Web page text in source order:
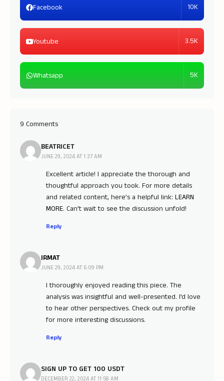
Facebook 10K
Youtube 3.5K
Whatsapp 5K
9 Comments
BEATRICET
JUNE 29, 2024 AT 1:37 AM
Excellent article! I appreciate the thorough and
thoughtful approach you took. For more details
and related content, here’s a helpful link: LEARN
MORE. Can’t wait to see the discussion unfold!
Reply
IRMAT
JUNE 29, 2024 AT 6:09 PM
I thoroughly enjoyed reading this piece. The
analysis was insightful and well-presented. I’d love
to hear other perspectives. Check out my profile
for more interesting discussions.
Reply
SIGN UP TO GET 100 USDT
DECEMBER 22, 2024 AT 11:58 AM